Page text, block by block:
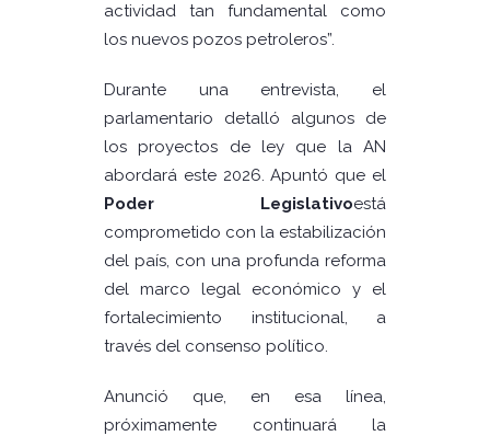
actividad tan fundamental como
los nuevos pozos petroleros”.
Durante una entrevista, el
parlamentario detalló algunos de
los proyectos de ley que la AN
abordará este 2026. Apuntó que el
Poder Legislativoestá
comprometido con la estabilización
del país, con una profunda reforma
del marco legal económico y el
fortalecimiento institucional, a
través del consenso político.
Anunció que, en esa línea,
próximamente continuará la